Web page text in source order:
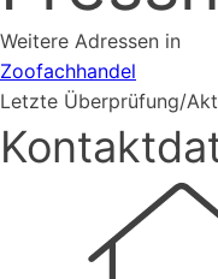
Weitere Adressen in
Zoofachhandel
Letzte Überprüfung/